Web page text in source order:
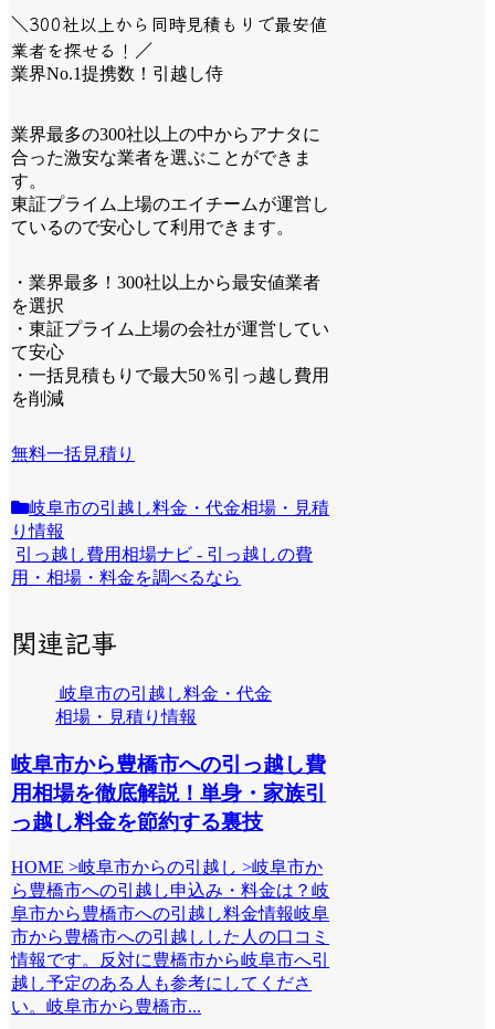
＼300社以上から同時見積もりで最安値
業者を探せる！／
業界No.1提携数！引越し侍
業界最多の300社以上の中からアナタに
合った激安な業者を選ぶことができま
す。
東証プライム上場のエイチームが運営し
ているので安心して利用できます。
・業界最多！300社以上から最安値業者
を選択
・東証プライム上場の会社が運営してい
て安心
・一括見積もりで最大50％引っ越し費用
を削減
無料一括見積り
岐阜市の引越し料金・代金相場・見積
り情報
引っ越し費用相場ナビ - 引っ越しの費
用・相場・料金を調べるなら
関連記事
岐阜市の引越し料金・代金
相場・見積り情報
岐阜市から豊橋市への引っ越し費
用相場を徹底解説！単身・家族引
っ越し料金を節約する裏技
HOME >岐阜市からの引越し >岐阜市か
ら豊橋市への引越し申込み・料金は？岐
阜市から豊橋市への引越し料金情報岐阜
市から豊橋市への引越しした人の口コミ
情報です。反対に豊橋市から岐阜市へ引
越し予定のある人も参考にしてくださ
い。岐阜市から豊橋市...